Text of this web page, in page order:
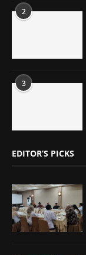
2
3
EDITOR’S PICKS